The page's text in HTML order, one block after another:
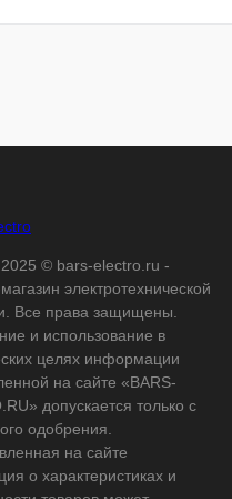
© bars-electro.ru -
электротехнической
Все права защищены.
и использование в
целях информации
на сайте «BARS-
допускается только с
одобрения.
на сайте
о характеристиках и